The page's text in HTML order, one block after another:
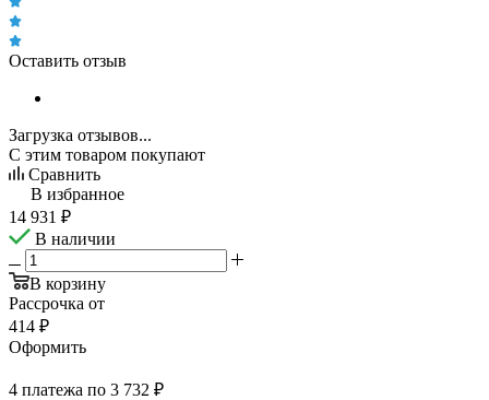
Оставить отзыв
Загрузка отзывов...
С этим товаром покупают
Сравнить
В избранное
14 931 ₽
В наличии
В корзину
Рассрочка от
414 ₽
Оформить
4 платежа по 3 732 ₽